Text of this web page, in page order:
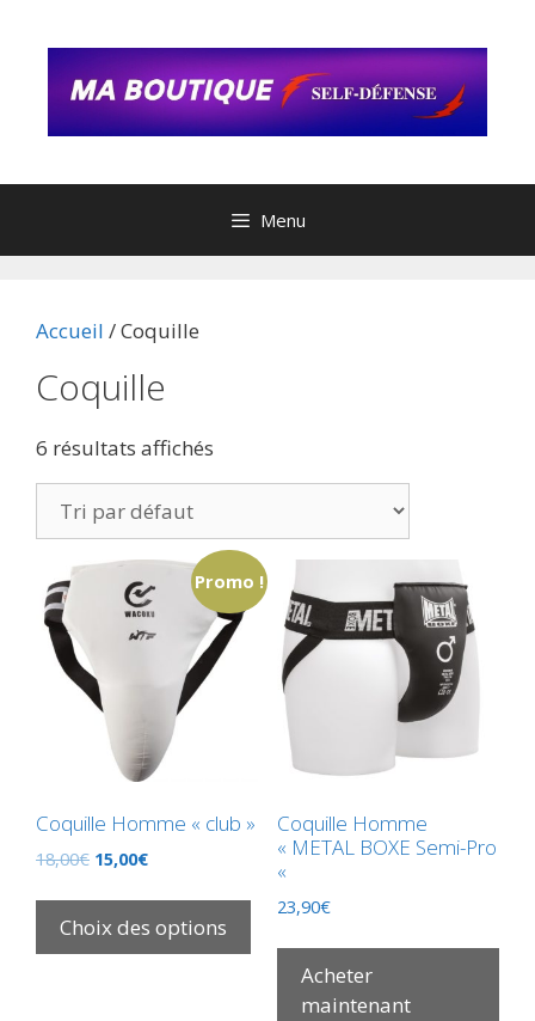
Menu
Accueil / Coquille
Coquille
6 résultats affichés
Promo !
Coquille Homme « club »
18,00€ 15,00€
Choix des options
Coquille Homme
« METAL BOXE Semi-Pro
«
23,90€
Acheter
maintenant